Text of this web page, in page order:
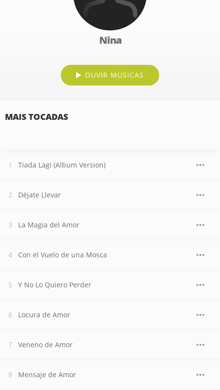
Nina
OUVIR MÚSICAS
MAIS TOCADAS
Tiada Lagi (Album Version)
Déjate Llevar
La Magia del Amor
Con el Vuelo de una Mosca
Y No Lo Quiero Perder
Locura de Amor
Veneno de Amor
Mensaje de Amor